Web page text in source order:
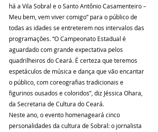
há a Vila Sobral e o Santo Antônio Casamenteiro –
Meu bem, vem viver comigo” para o público de
todas as idades se entreterem nos intervalos das
programações. “O Campeonato Estadual é
aguardado com grande expectativa pelos
quadrilheiros do Ceará. É certeza que teremos
espetáculos de música e dança que vão encantar
o público, com coreografias tradicionais e
figurinos ousados e coloridos”, diz Jéssica Ohara,
da Secretaria de Cultura do Ceará.
Neste ano, o evento homenageará cinco
personalidades da cultura de Sobral: o jornalista